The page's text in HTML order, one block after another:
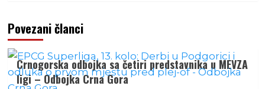
Povezani članci
Crnogorska odbojka sa četiri predstavnika u MEVZA
ligi – Odbojka Crna Gora